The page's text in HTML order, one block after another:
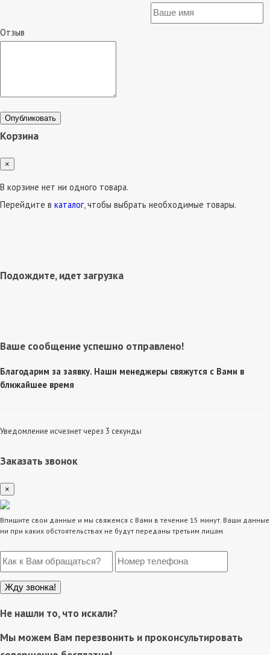
Отзыв
Опубликовать
Корзина
×
В корзине нет ни одного товара.
Перейдите в каталог, чтобы выбрать необходимые товары.
Подождите, идет загрузка
Ваше сообщение успешно отправлено!
Благодарим за заявку. Наши менеджеры свяжутся с Вами в
ближайшее время
Уведомление исчезнет через 3 секунды
Заказать звонок
×
Впишите свои данные и мы свяжемся с Вами в течение 15 минут. Ваши данные
ни при каких обстоятельствах не будут переданы третьим лицам.
Не нашли то, что искали?
Мы можем Вам перезвонить и проконсультировать